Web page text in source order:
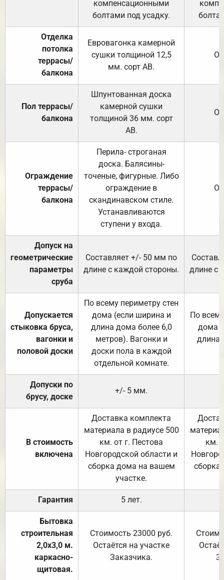
компенсационными
болтами под усадку.
Отделка
потолка
террасы/
балкона
Евровагонка камерной
сушки толщиной 12,5
мм. сорт АВ.
Пол террасы/
балкона
Шпунтованная доска
камерной сушки
толщиной 36 мм. сорт
АВ.
Ограждение
террасы/
балкона
Перила- строганая
доска. Балясины-
точеные, фигурные. Либо
ограждение в
скандинавском стиле.
Устанавливаются
ступени у входа.
Допуск на
геометрические
параметры
сруба
Составляет +/- 50 мм по
длине с каждой стороны.
длине с
Допускается
стыковка бруса,
вагонки и
половой доски
По всему периметру стен
дома (если ширина и
длина дома более 6,0
метров). Вагонки и
доски пола в каждой
отдельной комнате.
По
дома
длина
Допуски по
брусу, доске
+/- 5 мм.
В стоимость
включена
Доставка комплекта
материала в радиусе 500
км. от г. Пестова
Новгородской области и
сборка дома на вашем
участке.
км.
Гарантия 5 лет.
Бытовка
строительная
2,0х3,0 м.
каркасно-
щитовая.
Стоимость 23000 руб.
Остаётся на участке
Заказчика.